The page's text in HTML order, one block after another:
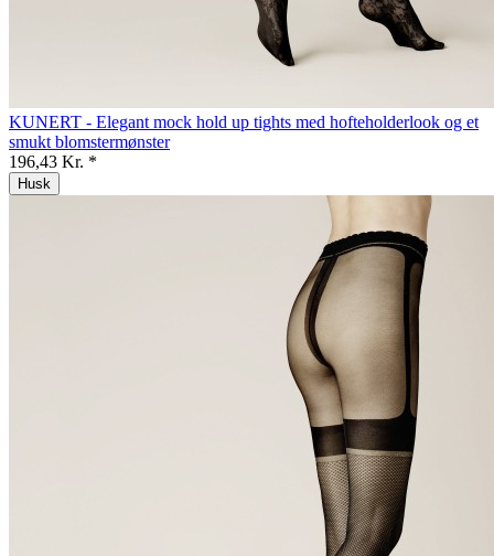
KUNERT - Elegant mock hold up tights med hofteholderlook og et
smukt blomstermønster
196,43 Kr. *
Husk